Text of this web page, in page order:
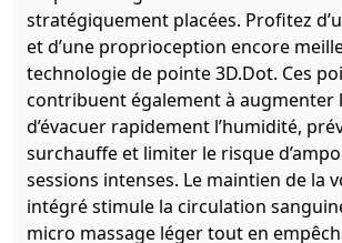
stratégiquement placées. Profitez
et d’une proprioception encore
technologie de pointe 3D.Dot. Ces
contribuent également à augmenter
d’évacuer rapidement l’humidité,
surchauffe et limiter le risque
sessions intenses. Le maintien de la
intégré stimule la circulation
micro massage léger tout en